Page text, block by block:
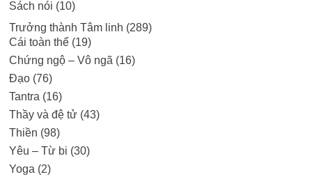
Sách nói (10)
Trưởng thành Tâm linh (289)
Cái toàn thể(19)
Chứng ngộ – Vô ngã (16)
Đạo(76)
Tantra (16)
Thầy và đệ tử(43)
Thiền (98)
Yêu – Từ bi (30)
Yoga (2)